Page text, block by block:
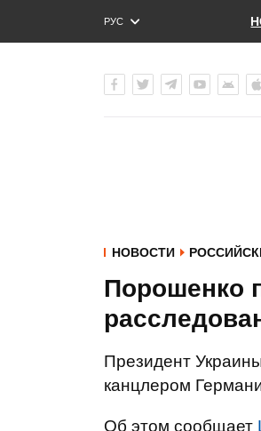
РУС
ENG
НОВОСТИ
Порошенко
Президент
канцлером
Об этом сообщает